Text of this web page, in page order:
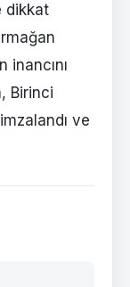
dikkat
Birinci
ve